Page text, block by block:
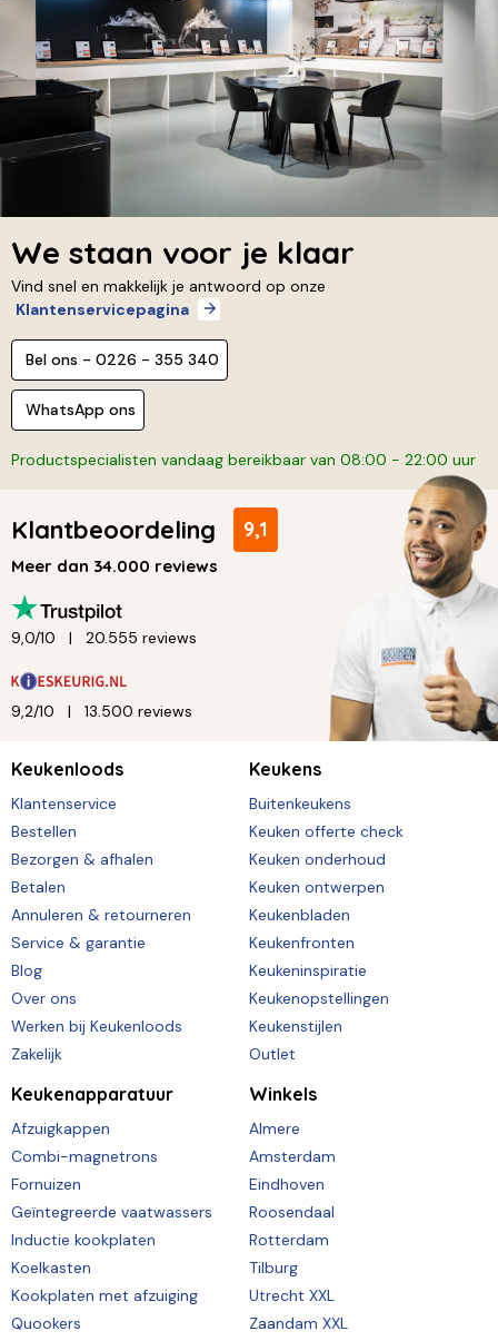
We staan voor je klaar
Vind snel en makkelijk je antwoord op onze
Klantenservicepagina
Bel ons - 0226 - 355 340
WhatsApp ons
Productspecialisten vandaag bereikbaar van 08:00 - 22:00 uur
Klantbeoordeling 9,1
Meer dan 34.000 reviews
9,0/10 20.555 reviews
9,2/10 13.500 reviews
Keukenloods
Klantenservice
Bestellen
Bezorgen & afhalen
Betalen
Annuleren & retourneren
Service & garantie
Blog
Over ons
Werken bij Keukenloods
Zakelijk
Keukens
Buitenkeukens
Keuken offerte check
Keuken onderhoud
Keuken ontwerpen
Keukenbladen
Keukenfronten
Keukeninspiratie
Keukenopstellingen
Keukenstijlen
Outlet
Keukenapparatuur
Afzuigkappen
Combi-magnetrons
Fornuizen
Geïntegreerde vaatwassers
Inductie kookplaten
Koelkasten
Kookplaten met afzuiging
Quookers
Winkels
Almere
Amsterdam
Eindhoven
Roosendaal
Rotterdam
Tilburg
Utrecht XXL
Zaandam XXL